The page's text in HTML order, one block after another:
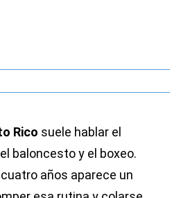
Rico suele hablar el
baloncesto y el boxeo.
años aparece un